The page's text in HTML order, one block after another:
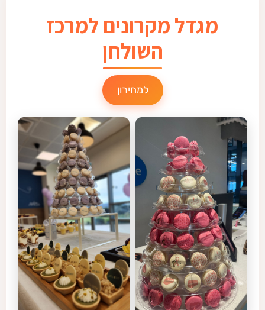
מגדל מקרונים למרכז
השולחן
למחירון